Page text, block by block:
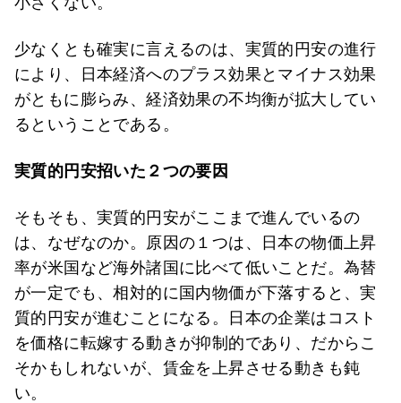
少なくとも確実に言えるのは、実質的円安の進行
により、日本経済へのプラス効果とマイナス効果
がともに膨らみ、経済効果の不均衡が拡大してい
るということである。
実質的円安招いた２つの要因
そもそも、実質的円安がここまで進んでいるの
は、なぜなのか。原因の１つは、日本の物価上昇
率が米国など海外諸国に比べて低いことだ。為替
が一定でも、相対的に国内物価が下落すると、実
質的円安が進むことになる。日本の企業はコスト
を価格に転嫁する動きが抑制的であり、だからこ
そかもしれないが、賃金を上昇させる動きも鈍
い。